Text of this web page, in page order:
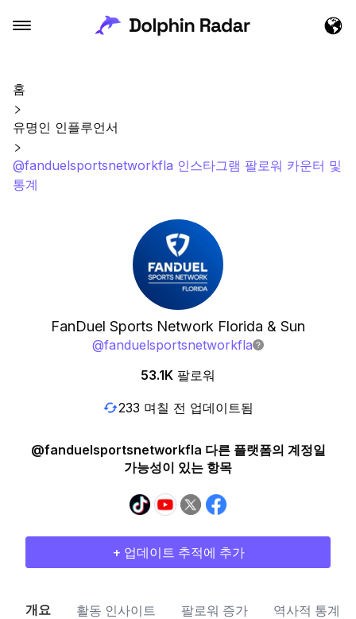
홈
유명인 인플루언서
@fanduelsportsnetworkfla 인스타그램 팔로워 카운터 및
통계
FanDuel Sports Network Florida & Sun
@fanduelsportsnetworkfla
53.1K 팔로워
233 며칠 전 업데이트됨
@fanduelsportsnetworkfla 다른 플랫폼의 계정일
가능성이 있는 항목
+ 업데이트 추적에 추가
개요 활동 인사이트 팔로워 증가 역사적 통계